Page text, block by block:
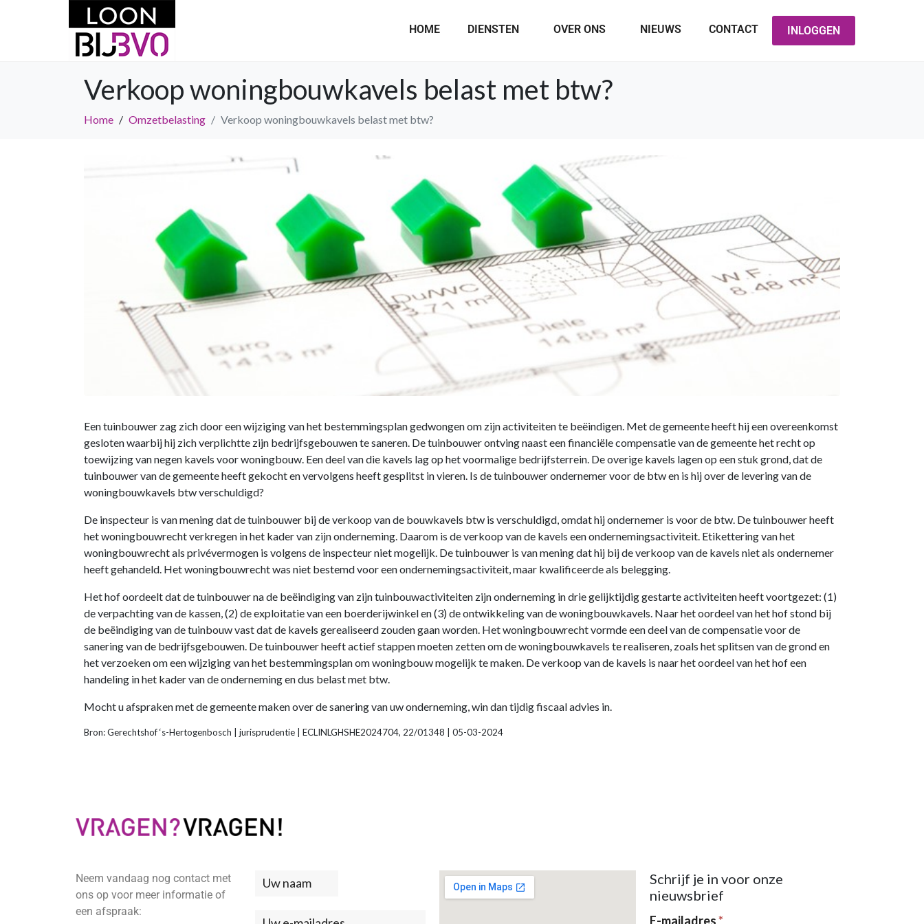
HOME DIENSTEN OVER ONS NIEUWS CONTACT INLOGGEN
Verkoop woningbouwkavels belast met btw?
Home Omzetbelasting Verkoop woningbouwkavels belast met btw?
Een tuinbouwer zag zich door een wijziging van het bestemmingsplan gedwongen om zijn activiteiten te beëindigen. Met de gemeente heeft hij een overeenkomst
gesloten waarbij hij zich verplichtte zijn bedrijfsgebouwen te saneren. De tuinbouwer ontving naast een financiële compensatie van de gemeente het recht op
toewijzing van negen kavels voor woningbouw. Een deel van die kavels lag op het voormalige bedrijfsterrein. De overige kavels lagen op een stuk grond, dat de
tuinbouwer van de gemeente heeft gekocht en vervolgens heeft gesplitst in vieren. Is de tuinbouwer ondernemer voor de btw en is hij over de levering van de
woningbouwkavels btw verschuldigd?
De inspecteur is van mening dat de tuinbouwer bij de verkoop van de bouwkavels btw is verschuldigd, omdat hij ondernemer is voor de btw. De tuinbouwer heeft
het woningbouwrecht verkregen in het kader van zijn onderneming. Daarom is de verkoop van de kavels een ondernemingsactiviteit. Etikettering van het
woningbouwrecht als privévermogen is volgens de inspecteur niet mogelijk. De tuinbouwer is van mening dat hij bij de verkoop van de kavels niet als ondernemer
heeft gehandeld. Het woningbouwrecht was niet bestemd voor een ondernemingsactiviteit, maar kwalificeerde als belegging.
Het hof oordeelt dat de tuinbouwer na de beëindiging van zijn tuinbouwactiviteiten zijn onderneming in drie gelijktijdig gestarte activiteiten heeft voortgezet: (1)
de verpachting van de kassen, (2) de exploitatie van een boerderijwinkel en (3) de ontwikkeling van de woningbouwkavels. Naar het oordeel van het hof stond bij
de beëindiging van de tuinbouw vast dat de kavels gerealiseerd zouden gaan worden. Het woningbouwrecht vormde een deel van de compensatie voor de
sanering van de bedrijfsgebouwen. De tuinbouwer heeft actief stappen moeten zetten om de woningbouwkavels te realiseren, zoals het splitsen van de grond en
het verzoeken om een wijziging van het bestemmingsplan om woningbouw mogelijk te maken. De verkoop van de kavels is naar het oordeel van het hof een
handeling in het kader van de onderneming en dus belast met btw.
Mocht u afspraken met de gemeente maken over de sanering van uw onderneming, win dan tijdig fiscaal advies in.
Bron: Gerechtshof ‘s-Hertogenbosch | jurisprudentie | ECLINLGHSHE2024704, 22/01348 | 05-03-2024
Neem vandaag nog contact met
ons op voor meer informatie of
een afspraak:
Neem
Schrijf je in voor onze
nieuwsbrief
E-mailadres*